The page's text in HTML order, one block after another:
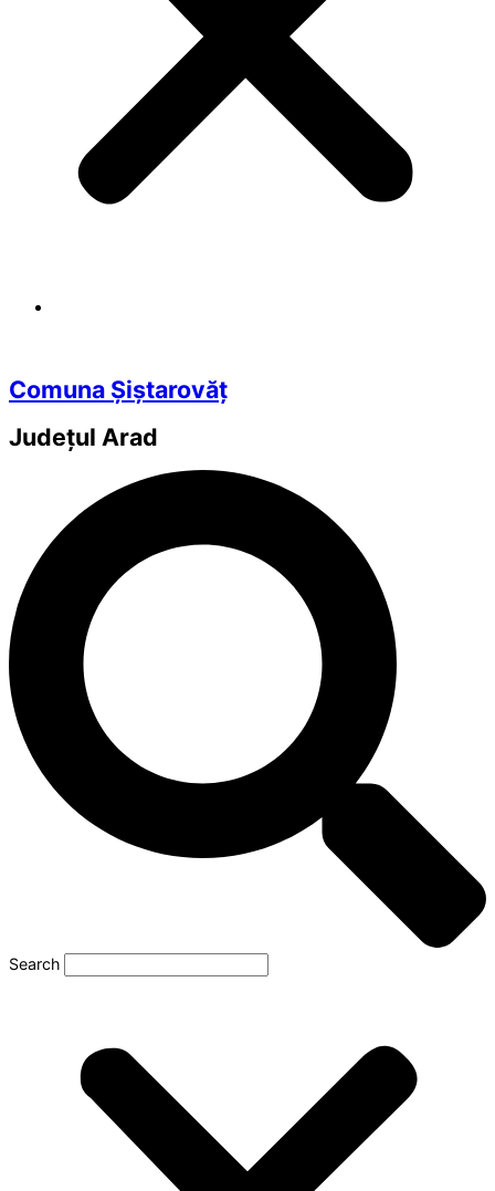
Comuna Șiștarovăț
Județul Arad
Search